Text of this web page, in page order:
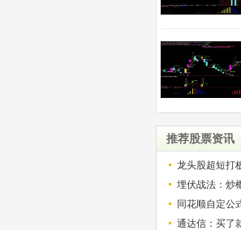
推荐股票资讯
龙头股超短打
解）
埋伏战法：炒
同花顺自定公
通达信：买了